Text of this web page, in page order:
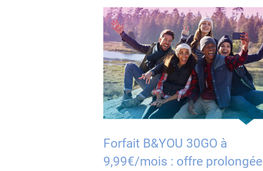
Forfait B&YOU 30GO à
9,99€/mois : offre prolongée